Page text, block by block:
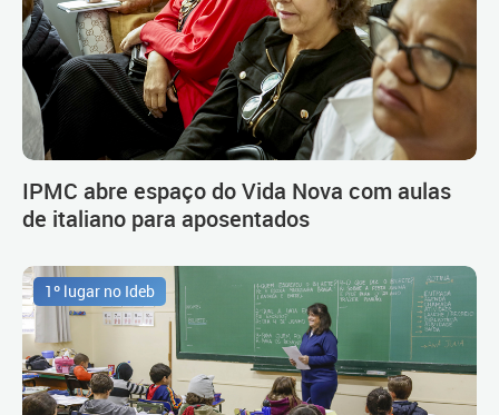
IPMC abre espaço do Vida Nova com aulas
de italiano para aposentados
1º lugar no Ideb